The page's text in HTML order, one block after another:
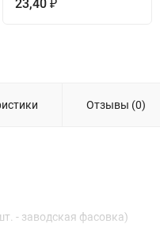
23,40 ₽
Отзывы (0)
- заводская фасовка)